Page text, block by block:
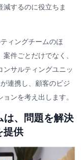
するのに役立ちま
ィングチームのほ
件ごとだけでなく、
サルティングユニッ
が連携し、顧客のビジ
ンを考え出します。
、問題を解決
提供